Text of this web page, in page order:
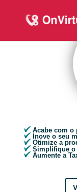
Acabe com o
Inove o seu
Otimize a
Simplifique o
Aumente a